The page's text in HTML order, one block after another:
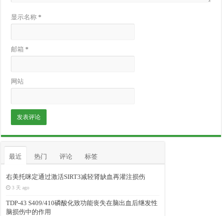
显示名称*
邮箱*
网站
最近 热门 评论 标签
右美托咪定通过激活SIRT3减轻肾缺血再灌注损伤
3 天 ago
TDP-43 S409/410磷酸化致功能丧失在脑出血后继发性
脑损伤中的作用